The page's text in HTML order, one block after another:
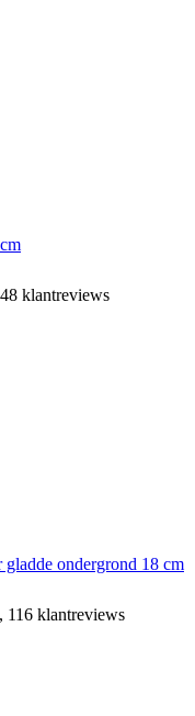
klantreviews
ondergrond 18 cm
116 klantreviews